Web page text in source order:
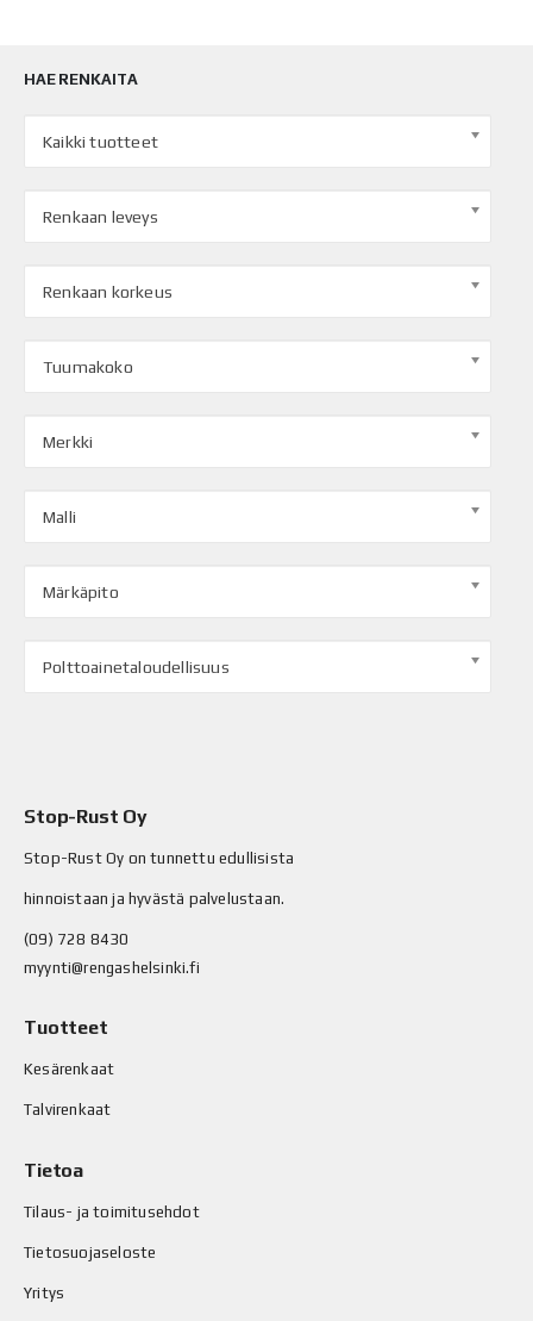
HAE RENKAITA
Kaikki tuotteet
Renkaan leveys
Renkaan korkeus
Tuumakoko
Merkki
Malli
Märkäpito
Polttoainetaloudellisuus
Stop-Rust Oy
Stop-Rust Oy on tunnettu edullisista
hinnoistaan ja hyvästä palvelustaan.
(09) 728 8430
myynti@rengashelsinki.fi
Tuotteet
Kesärenkaat
Talvirenkaat
Tietoa
Tilaus- ja toimitusehdot
Tietosuojaseloste
Yritys